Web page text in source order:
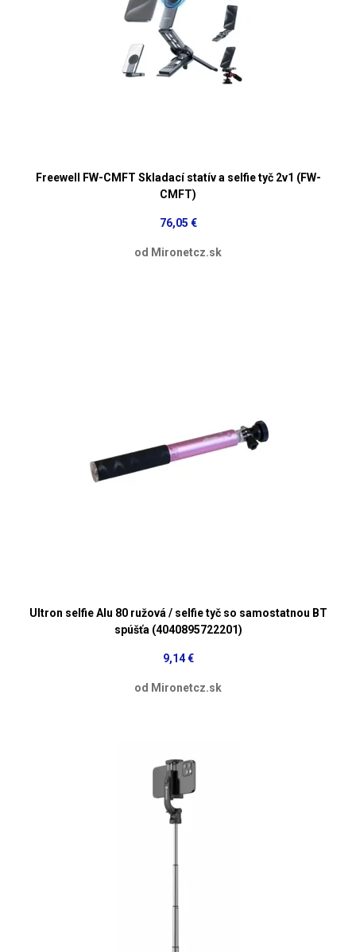
Freewell FW-CMFT Skladací statív a selfie tyč 2v1 (FW-
CMFT)
76,05 €
od Mironetcz.sk
Ultron selfie Alu 80 ružová / selfie tyč so samostatnou BT
spúšťa (4040895722201)
9,14 €
od Mironetcz.sk